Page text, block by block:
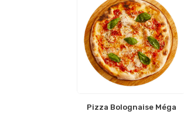
Pizza Bolognaise Méga